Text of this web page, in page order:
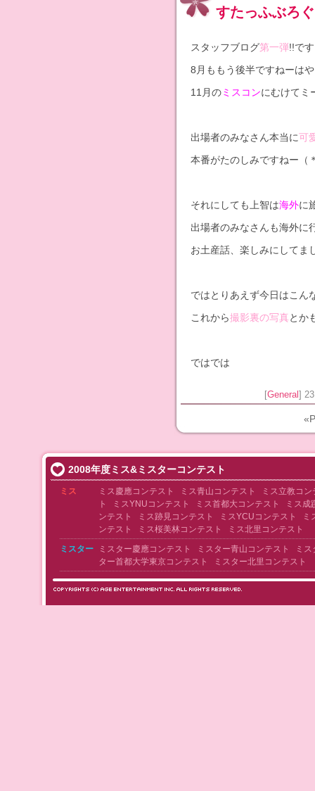
すたっふぶろ
スタッフブログ第一弾!!で
8月ももう後半ですねーは
11月のミスコンにむけてミ
出場者のみなさん本当に可
本番がたのしみですねー（
それにしても上智は海外に
出場者のみなさんも海外に
お土産話、楽しみにしてま
ではとりあえず今日はこん
これから撮影裏の写真とか
ではでは
[General]
2008年度ミス&ミスターコンテスト
ミス ミス慶應コンテスト ミス青山コンテスト
ミス立教コン
ト
ミスYNUコンテスト ミス首都大コンテスト
ミス成
ンテスト
ミス跡見コンテスト ミスYCUコンテスト
ミ
ンテスト
ミス桜美林コンテスト
ミス北里コンテスト
ミスター
ミスター慶應コンテスト ミスター青山コンテスト
ミ
ター首都大学東京コンテスト
ミスター北里コンテスト